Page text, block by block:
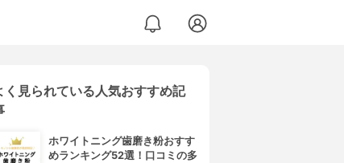
く見られている人気おすすめ記
ホワイトニング歯磨き粉おすす
めランキング52選！口コミの多